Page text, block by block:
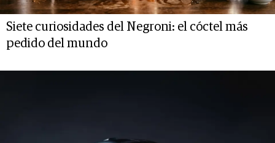
Siete curiosidades del Negroni: el cóctel más
pedido del mundo